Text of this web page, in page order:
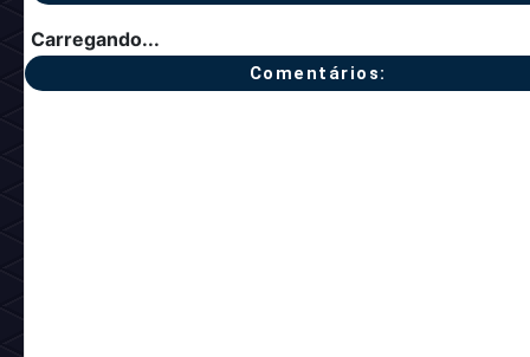
Carregando...
Comentários: